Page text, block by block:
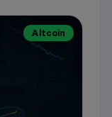
Altcoin